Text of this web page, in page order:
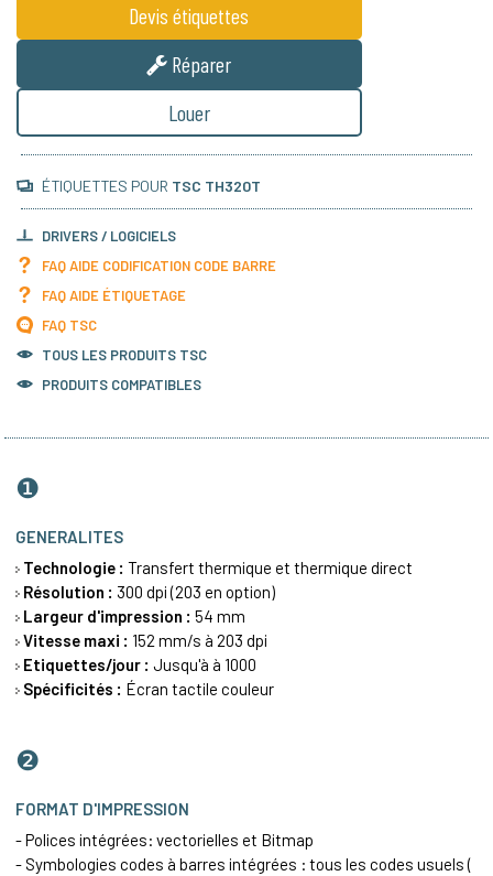
Devis étiquettes
Réparer
Louer
ÉTIQUETTES POUR TSC TH320T
DRIVERS / LOGICIELS
FAQ AIDE CODIFICATION CODE BARRE
FAQ AIDE ÉTIQUETAGE
FAQ TSC
TOUS LES PRODUITS TSC
PRODUITS COMPATIBLES
❶
GENERALITES
Technologie : Transfert thermique et thermique direct
Résolution : 300 dpi (203 en option)
Largeur d'impression : 54 mm
Vitesse maxi : 152 mm/s à 203 dpi
Etiquettes/jour : Jusqu'à à 1000
Spécificités : Écran tactile couleur
❷
FORMAT D'IMPRESSION
- Polices intégrées: vectorielles et Bitmap
- Symbologies codes à barres intégrées : tous les codes usuels (